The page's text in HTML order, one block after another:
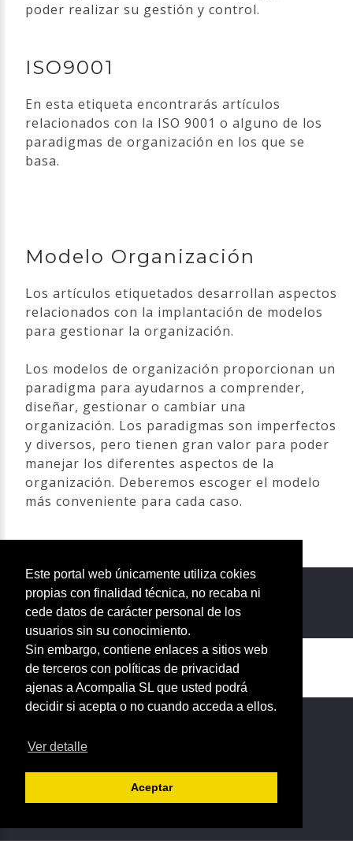
Este portal web únicamente utiliza cokies
propias con finalidad técnica, no recaba ni
cede datos de carácter personal de los
usuarios sin su conocimiento.
Sin embargo, contiene enlaces a sitios web
de terceros con políticas de privacidad
ajenas a Acompalia SL que usted podrá
decidir si acepta o no cuando acceda a ellos.
Ver detalle
Aceptar
poder realizar su gestión y control.
ISO9001
En esta etiqueta encontrarás artículos
relacionados con la ISO 9001 o alguno de los
paradigmas de organización en los que se
basa.
Modelo Organización
Los artículos etiquetados desarrollan aspectos
relacionados con la implantación de modelos
para gestionar la organización.
Los modelos de organización proporcionan un
paradigma para ayudarnos a comprender,
diseñar, gestionar o cambiar una
organización. Los paradigmas son imperfectos
y diversos, pero tienen gran valor para poder
manejar los diferentes aspectos de la
organización. Deberemos escoger el modelo
más conveniente para cada caso.
© 2026
Aviso legal
Política de protección de datos personales